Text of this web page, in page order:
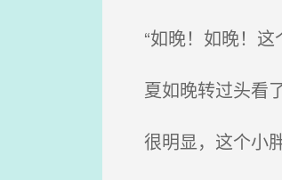
“如晚！如晚！这
夏如晚转过头看
很明显，这个小